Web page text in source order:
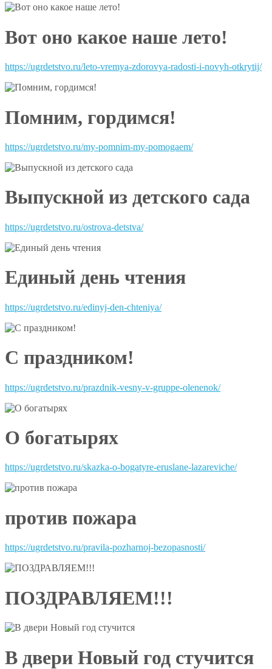
Вот оно какое наше лето!
https://ugrdetstvo.ru/leto-vremya-zdorovya-radosti-i-novyh-otkrytij/
Помним, гордимся!
https://ugrdetstvo.ru/my-pomnim-my-pomogaem/
Выпускной из детского сада
https://ugrdetstvo.ru/ostrova-detstva/
Единый день чтения
https://ugrdetstvo.ru/edinyj-den-chteniya/
С праздником!
https://ugrdetstvo.ru/prazdnik-vesny-v-gruppe-olenenok/
О богатырях
https://ugrdetstvo.ru/skazka-o-bogatyre-eruslane-lazareviche/
против пожара
https://ugrdetstvo.ru/pravila-pozharnoj-bezopasnosti/
ПОЗДРАВЛЯЕМ!!!
В двери Новый год стучится